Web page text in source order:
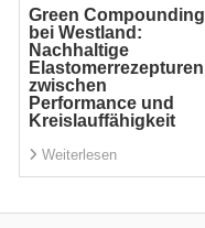
Green Compounding
bei Westland:
Nachhaltige
Elastomerrezepturen
zwischen
Performance und
Kreislauffähigkeit
Weiterlesen